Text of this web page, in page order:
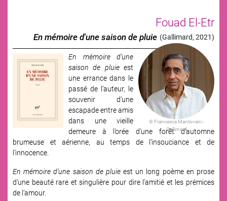
Fouad El-Etr
(Gallimard, 2021)
En mémoire d'une saison de pluie
© Francesca Mantovani -
Gallimard
Image
En mémoire d’une
saison de pluie est
une errance dans le
passé de l’auteur, le
souvenir d’une
escapade entre amis
dans une vieille
demeure à l’orée d’une forêt d’automne
brumeuse et aérienne, au temps de l’insouciance et de
l’innocence.
En mémoire d’une saison de pluieest un long poème en prose
d’une beauté rare et singulière pour dire l’amitié et les prémices
de l’amour.